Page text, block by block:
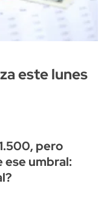
este lunes
pero
ese umbral: